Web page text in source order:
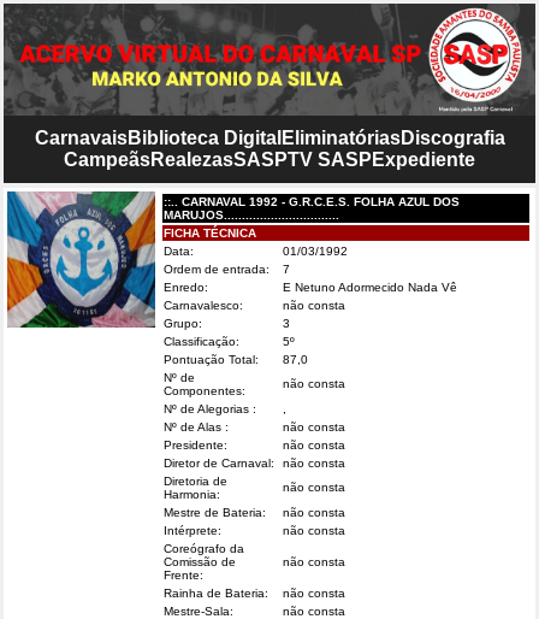
CarnavaisBiblioteca Digital EliminatóriasDiscografia
CampeãsRealezasSASPTV SASP Expediente
::.. CARNAVAL 1992 - G.R.C.E.S. FOLHA AZUL DOS
MARUJOS................................
FICHA TÉCNICA
Data:
01/03/1992
Ordem de entrada:
7
Enredo:
E Netuno Adormecido Nada Vê
Carnavalesco:
não consta
Grupo:
3
Classificação:
5º
Pontuação Total:
87,0
Nº de
Componentes:
não consta
Nº de Alegorias :
Nº de Alas :
não consta
Presidente:
não consta
Diretor de Carnaval:
não consta
Diretoria de
Harmonia:
não consta
Mestre de Bateria:
não consta
Intérprete:
não consta
Coreógrafo da
Comissão de
Frente:
não consta
Rainha de Bateria:
não consta
Mestre-Sala:
não consta